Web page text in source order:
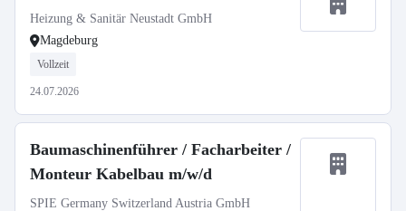
Heizung & Sanitär Neustadt GmbH
Magdeburg
Vollzeit
24.07.2026
Baumaschinenführer / Facharbeiter /
Monteur Kabelbau m/w/d
SPIE Germany Switzerland Austria GmbH